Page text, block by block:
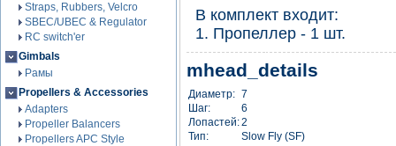
Straps, Rubbers, Velcro
SBEC/UBEC & Regulator
RC switch'er
Gimbals
Рамы
Propellers & Accessories
Adapters
Propeller Balancers
Propellers APC Style
В комплект входит:
1. Пропеллер - 1 шт.
mhead_details
Диаметр: 7
Шаг:
6
Лопастей:2
Тип:
Slow Fly (SF)